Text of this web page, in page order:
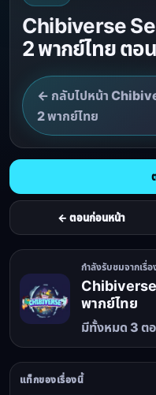
Chibiverse
2 พากย์ไทย ตอ
← กลับไปหน้า
2 พากย์ไทย
← ตอนก่อนหน้า
กำลังรับชมจากเรื่อ
Chibiverse
พากย์ไทย
มีทั้งหมด 3 ต
แท็กของเรื่องนี้